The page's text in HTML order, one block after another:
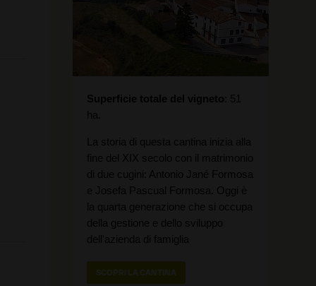
Superficie totale del vigneto 51
ha.
La storia di questa cantina inizia alla
fine del XIX secolo con il matrimonio
di due cugini: Antonio Jané Formosa
e Josefa Pascual Formosa. Oggi è
la quarta generazione che si occupa
della gestione e dello sviluppo
dell'azienda di famiglia
SCOPRI LA CANTINA